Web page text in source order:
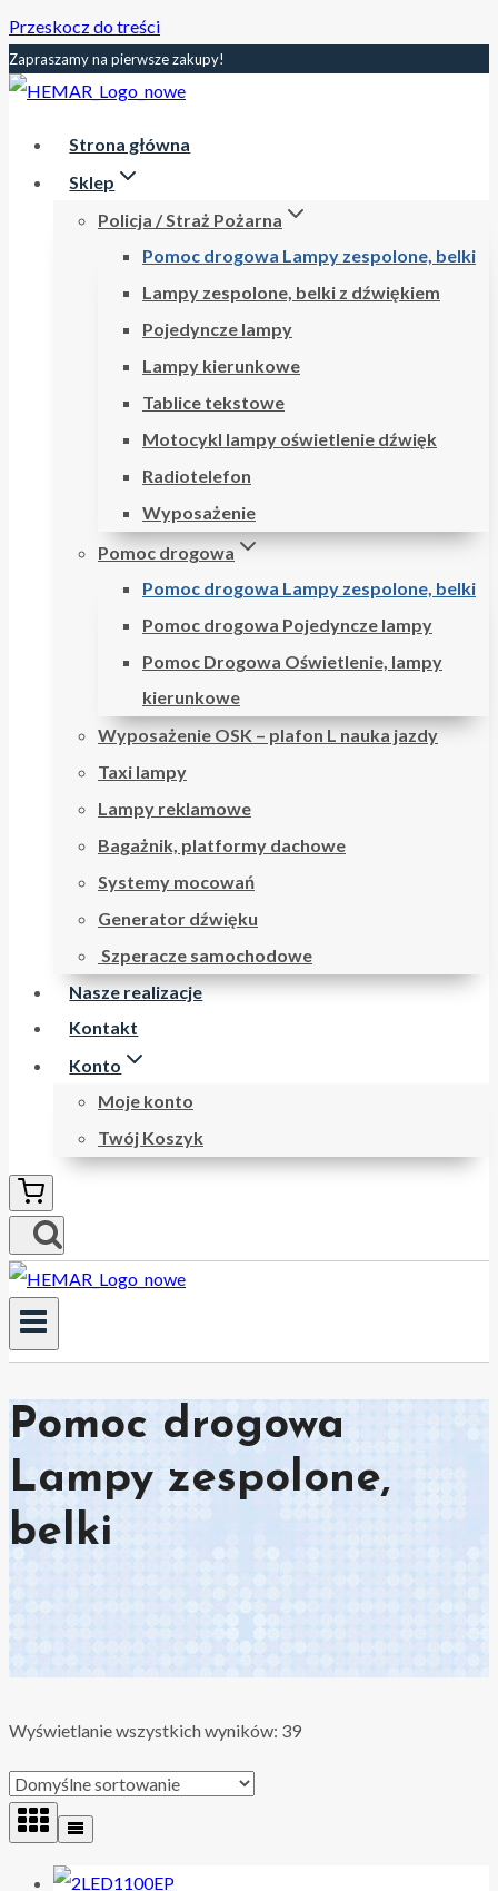
Przeskocz do treści
Zapraszamy na pierwsze zakupy!
Strona główna
Sklep
Policja / Straż Pożarna
Pomoc drogowa Lampy zespolone, belki
Lampy zespolone, belki z dźwiękiem
Pojedyncze lampy
Lampy kierunkowe
Tablice tekstowe
Motocykl lampy oświetlenie dźwięk
Radiotelefon
Wyposażenie
Pomoc drogowa
Pomoc drogowa Lampy zespolone, belki
Pomoc drogowa Pojedyncze lampy
Pomoc Drogowa Oświetlenie, lampy
kierunkowe
Wyposażenie OSK – plafon L nauka jazdy
Taxi lampy
Lampy reklamowe
Bagażnik, platformy dachowe
Systemy mocowań
Generator dźwięku
Szperacze samochodowe
Nasze realizacje
Kontakt
Konto
Moje konto
Twój Koszyk
Pomoc drogowa
Lampy zespolone,
belki
Wyświetlanie wszystkich wyników: 39